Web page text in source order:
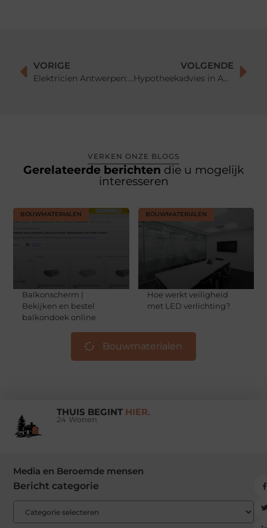
VORIGE
Elektricien Antwerpen: Uw Partner in Moderne Elektrische Oplossingen
VOLGENDE
Hypotheekadvies in Apeldoorn: Uw Partner In Het Adviseren Van Uw Hypotheek
VERKEN ONZE BLOGS
Gerelateerde berichten die u mogelijk
interesseren
BOUWMATERIALEN
Balkonscherm |
Bekijken en bestel
balkondoek online
BOUWMATERIALEN
Hoe werkt veiligheid
met LED verlichting?
Bouwmaterialen
THUIS BEGINT HIER.
24 Wonen
Media en Beroemde mensen
Bericht categorie